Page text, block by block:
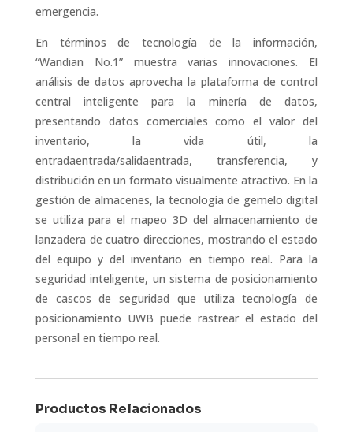
emergencia.
En términos de tecnología de la información,
“Wandian No.1” muestra varias innovaciones. El
análisis de datos aprovecha la plataforma de control
central inteligente para la minería de datos,
presentando datos comerciales como el valor del
inventario, la vida útil, la
entradaentrada/salidaentrada, transferencia, y
distribución en un formato visualmente atractivo. En la
gestión de almacenes, la tecnología de gemelo digital
se utiliza para el mapeo 3D del almacenamiento de
lanzadera de cuatro direcciones, mostrando el estado
del equipo y del inventario en tiempo real. Para la
seguridad inteligente, un sistema de posicionamiento
de cascos de seguridad que utiliza tecnología de
posicionamiento UWB puede rastrear el estado del
personal en tiempo real.
Productos Relacionados